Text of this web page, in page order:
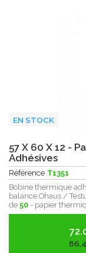
EN STOCK
57 X 60 X 12 -
Adhésives
Référence T1351
Bobine thermique
balance Ohaus /
de 50 - papier